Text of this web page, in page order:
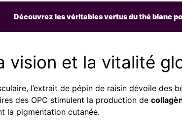
Découvrez les véritables vertus du thé blanc
vision et la vitalité
l’extrait de pépin de raisin dévoile des
des OPC stimulent la production de
la pigmentation cutanée.